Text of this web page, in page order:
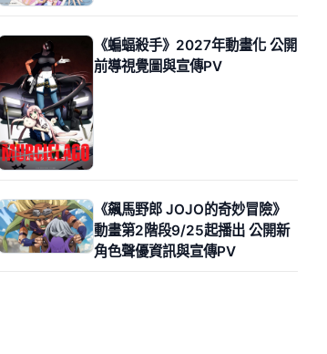
《蝙蝠殺手》2027年動畫化 公開
前導視覺圖與宣傳PV
《飆馬野郎 JOJO的奇妙冒險》
動畫第2階段9/25起播出 公開新
角色聲優資訊與宣傳PV